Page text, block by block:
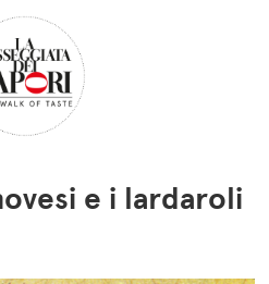
e i lardaroli